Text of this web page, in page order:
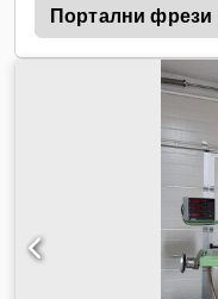
Портални фрези